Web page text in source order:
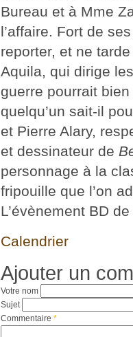
Bureau et à Mme
l’affaire. Fort de
reporter, et ne
Aquila, qui dirige
guerre pourrait
quelqu’un sait-il
et Pierre Alary,
et dessinateur de
personnage à la
fripouille que l’on
L’évènement BD
Calendrier
Ajouter un
Votre nom
Sujet
Commentaire *